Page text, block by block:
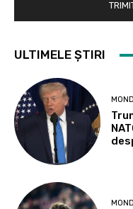
ULTIMELE ȘTIRI